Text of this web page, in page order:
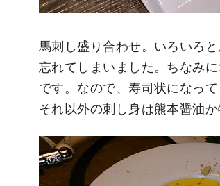
馬刺し盛り合わせ。いろいろ
忘れてしまいました。ちなみ
です。なので、寿司状になっ
それ以外の刺し身は熊本醤油